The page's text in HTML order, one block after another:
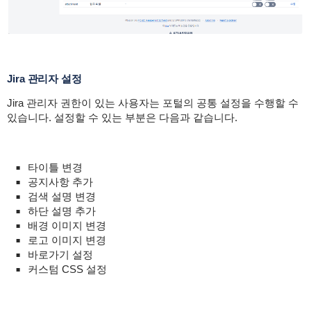
Jira 관리자 설정
Jira 관리자 권한이 있는 사용자는 포털의 공통 설정을 수행할 수
있습니다. 설정할 수 있는 부분은 다음과 같습니다.
타이틀 변경
공지사항 추가
검색 설명 변경
하단 설명 추가
배경 이미지 변경
로고 이미지 변경
바로가기 설정
커스텀 CSS 설정